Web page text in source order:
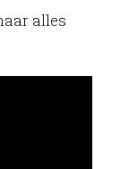
alles